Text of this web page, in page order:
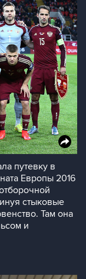
путевку в
Европы 2016
стыковые
Там она
и